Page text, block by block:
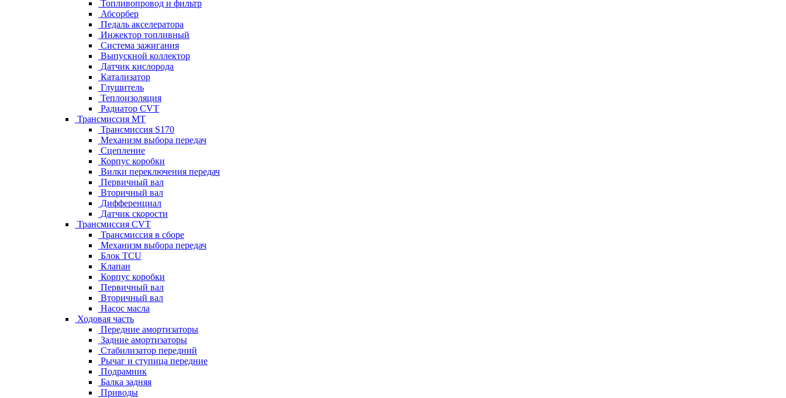
Топливопровод и фильтр
Абсорбер
Педаль акселератора
Инжектор топливный
Система зажигания
Выпускной коллектор
Датчик кислорода
Катализатор
Глушитель
Теплоизоляция
Радиатор CVT
Трансмиссия MT
Трансмиссия S170
Механизм выбора передач
Сцепление
Корпус коробки
Вилки переключения передач
Первичный вал
Вторичный вал
Дифференциал
Датчик скорости
Трансмиссия CVT
Трансмиссия в сборе
Механизм выбора передач
Блок TCU
Клапан
Корпус коробки
Первичный вал
Вторичный вал
Насос масла
Ходовая часть
Передние амортизаторы
Задние амортизаторы
Стабилизатор передний
Рычаг и ступица передние
Подрамник
Балка задняя
Приводы